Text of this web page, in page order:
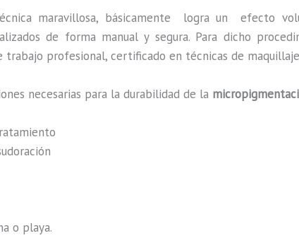
maravillosa, básicamente
logra un efecto
de forma manual y segura. Para dicho
profesional, certificado en técnicas de
necesarias para la durabilidad de la
o playa.